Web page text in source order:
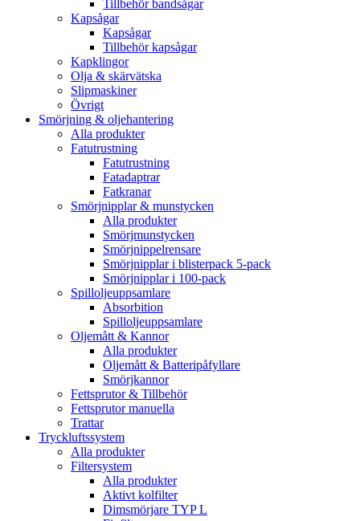
Tillbehör bandsågar
Kapsågar
Kapsågar
Tillbehör kapsågar
Kapklingor
Olja & skärvätska
Slipmaskiner
Övrigt
Smörjning & oljehantering
Alla produkter
Fatutrustning
Fatutrustning
Fatadaptrar
Fatkranar
Smörjnipplar & munstycken
Alla produkter
Smörjmunstycken
Smörjnippelrensare
Smörjnipplar i blisterpack 5-pack
Smörjnipplar i 100-pack
Spilloljeuppsamlare
Absorbition
Spilloljeuppsamlare
Oljemått & Kannor
Alla produkter
Oljemått & Batteripåfyllare
Smörjkannor
Fettsprutor & Tillbehör
Fettsprutor manuella
Trattar
Tryckluftssystem
Alla produkter
Filtersystem
Alla produkter
Aktivt kolfilter
Dimsmörjare TYP L